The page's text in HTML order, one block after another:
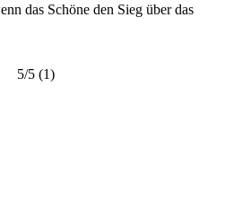
das Schöne den Sieg über das
5/5 (1)